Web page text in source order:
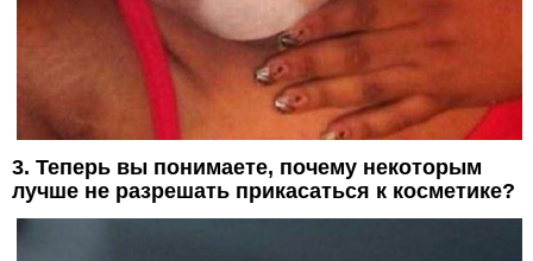
3. Теперь вы понимаете, почему некоторым
лучше не разрешать прикасаться к косметике?